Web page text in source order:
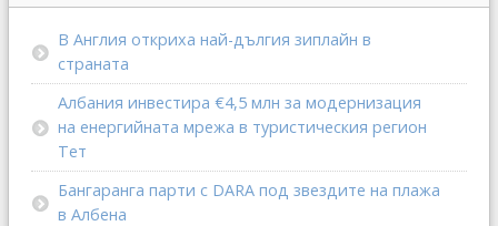
В Англия откриха най-дългия зиплайн в
страната
Албания инвестира €4,5 млн за модернизация
на енергийната мрежа в туристическия регион
Тет
Бангаранга парти с DARA под звездите на плажа
в Албена